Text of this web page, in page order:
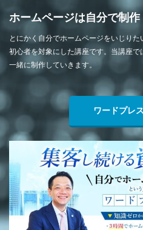
ホームページは自分で制作
とにかく自分でホームページをいじり
初心者を対象にした講座です。当講座
一緒に制作していきます。
ワードプレ